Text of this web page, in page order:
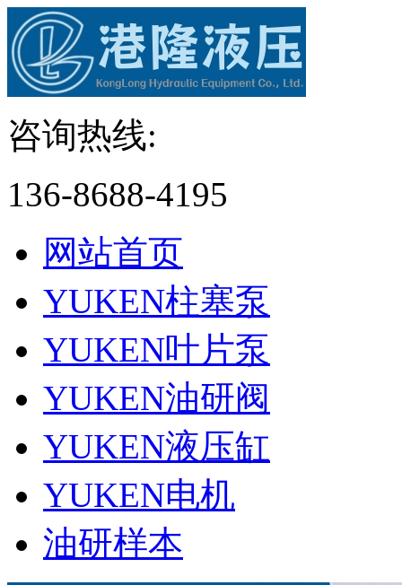
咨询热线:
136-8688-4195
网站首页
YUKEN柱塞泵
YUKEN叶片泵
YUKEN油研阀
YUKEN液压缸
YUKEN电机
油研样本